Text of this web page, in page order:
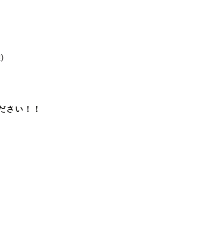
さい！！